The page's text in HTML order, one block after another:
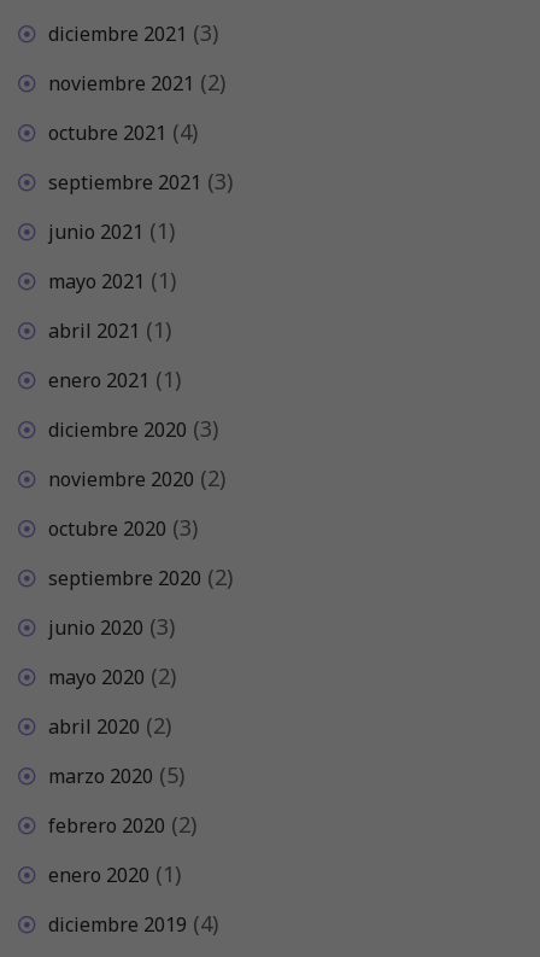
diciembre 2021 (3)
noviembre 2021 (2)
octubre 2021 (4)
septiembre 2021 (3)
junio 2021 (1)
mayo 2021 (1)
abril 2021 (1)
enero 2021 (1)
diciembre 2020 (3)
noviembre 2020 (2)
octubre 2020 (3)
septiembre 2020 (2)
junio 2020 (3)
mayo 2020 (2)
abril 2020 (2)
marzo 2020 (5)
febrero 2020 (2)
enero 2020 (1)
diciembre 2019 (4)